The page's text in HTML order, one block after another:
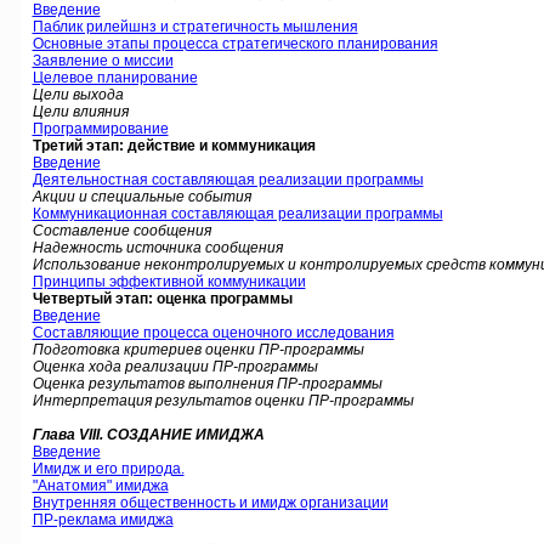
Введение
Паблик рилейшнз и стратегичность мышления
Основные этапы процесса стратегического планирования
Заявление о миссии
Целевое планирование
Цели выхода
Цели влияния
Программирование
Третий этап: действие и коммуникация
Введение
Деятельностная составляющая реализации программы
Акции и специальные события
Коммуникационная составляющая реализации программы
Составление сообщения
Надежность источника сообщения
Использование неконтролируемых и контролируемых средств
Принципы эффективной коммуникации
Четвертый этап: оценка программы
Введение
Составляющие процесса оценочного исследования
Подготовка критериев оценки ПР-программы
Оценка хода реализации ПР-программы
Оценка результатов выполнения ПР-программы
Интерпретация результатов оценки ПР-программы
Глава VIII. СОЗДАНИЕ ИМИДЖА
Введение
Имидж и его природа.
"Анатомия" имиджа
Внутренняя общественность и имидж организации
ПР-реклама имиджа